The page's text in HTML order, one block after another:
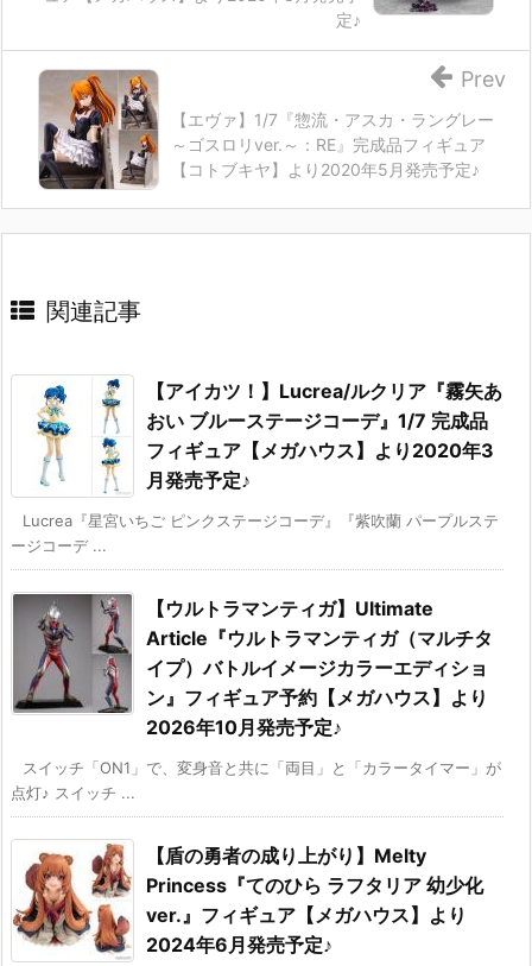
定♪
【エヴァ】1/7『惣流・アスカ・ラングレー
～ゴスロリver.～：RE』完成品フィギュア
【コトブキヤ】より2020年5月発売予定♪
Prev
関連記事
【アイカツ！】Lucrea/ルクリア『霧矢あ
おい ブルーステージコーデ』1/7 完成品
フィギュア【メガハウス】より2020年3
月発売予定♪
Lucrea『星宮いちご ピンクステージコーデ』『紫吹蘭 パープルステ
ージコーデ ...
【ウルトラマンティガ】Ultimate
Article『ウルトラマンティガ（マルチタ
イプ）バトルイメージカラーエディショ
ン』フィギュア予約【メガハウス】より
2026年10月発売予定♪
スイッチ「ON1」で、変身音と共に「両目」と「カラータイマー」が
点灯♪ スイッチ ...
【盾の勇者の成り上がり】Melty
Princess『てのひら ラフタリア 幼少化
ver.』フィギュア【メガハウス】より
2024年6月発売予定♪